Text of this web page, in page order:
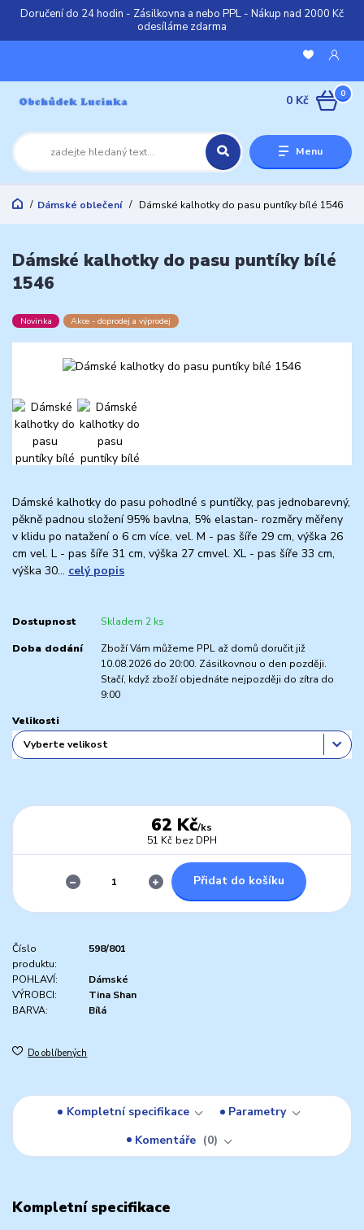
Doručení do 24 hodin - Zásilkovna a nebo PPL - Nákup nad 2000 Kč
odesíláme zdarma
Menu
0
0 Kč
Dámské oblečení Dámské kalhotky do pasu puntíky bílé 1546
Dámské kalhotky do pasu puntíky bílé
1546
Novinka Akce - doprodej a výprodej
Dámské kalhotky do pasu pohodlné s puntíčky, pas jednobarevný,
pěkně padnou složení 95% bavlna, 5% elastan- rozměry měřeny
v klidu po natažení o 6 cm více. vel. M - pas šíře 29 cm, výška 26
cm vel. L - pas šíře 31 cm, výška 27 cmvel. XL - pas šíře 33 cm,
výška 30... celý popis
Dostupnost Skladem 2 ks
Doba dodání
Zboží Vám můžeme PPL až domů doručit již
10.08.2026 do 20:00. Zásilkovnou o den později.
Stačí, když zboží objednáte nejpozději do zítra do
9:00
Velikosti
62 Kč/ks
51 Kč bez DPH
Přidat do košíku
Číslo
produktu:
598/801
POHLAVÍ:
Dámské
VÝROBCI:
Tina Shan
BARVA:
Bílá
Do oblíbených
Kompletní specifikace
Parametry
Komentáře
0
Kompletní specifikace